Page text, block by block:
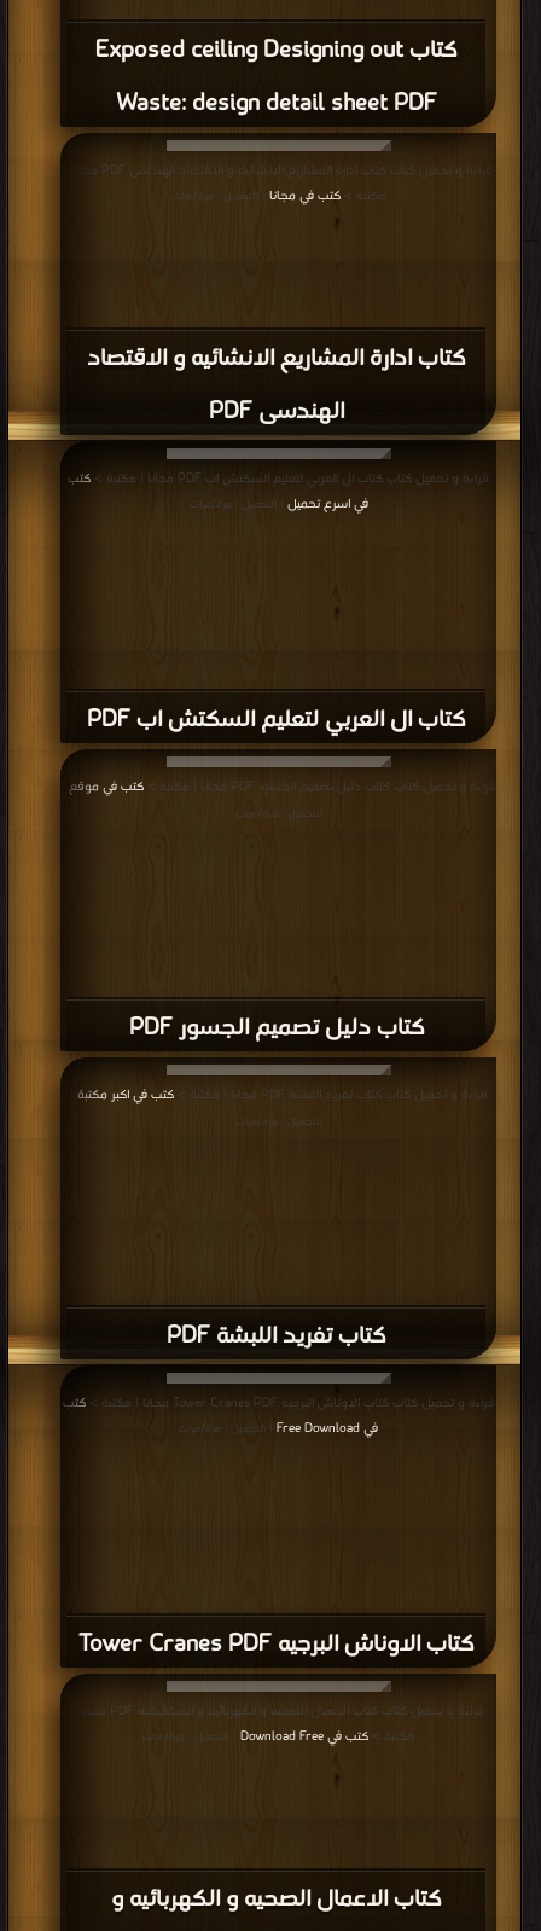
كتاب Exposed ceiling Designing out
Waste: design detail sheet PDF
كتاب ادارة المشاريع الانشائيه و الاقتصاد
الهندسى PDF
قراءة و تحميل كتاب كتاب ادارة المشاريع الانشائيه و الاقتصاد الهندسى PDF مجانا |
مكتبة >كتب في مجانا | التحميل : مرة/مرات
كتاب ال العربي لتعليم السكتش اب PDF
قراءة و تحميل كتاب كتاب ال العربي لتعليم السكتش اب PDF مجانا | مكتبة >
كتب
في اسرع تحميل | التحميل : مرة/مرات
كتاب دليل تصميم الجسور PDF
قراءة و تحميل كتاب كتاب دليل تصميم الجسور PDF مجانا | مكتبة > كتب في موقع
التحميل : مرة/مرات
كتاب تفريد اللبشة PDF
قراءة و تحميل كتاب كتاب تفريد اللبشة PDF مجانا | مكتبة > كتب في اكبر مكتبة
التحميل : مرة/مرات
كتاب الاوناش البرجيه Tower Cranes PDF
قراءة و تحميل كتاب كتاب الاوناش البرجيه Tower Cranes PDF مجانا | مكتبة >
كتب
في Free Download
| التحميل : مرة/مرات
كتاب الاعمال الصحيه و الكهربائيه و
قراءة و تحميل كتاب كتاب الاعمال الصحيه و الكهربائيه و الميكانيكيه PDF مجانا |
مكتبة > كتب في Download Free | التحميل : مرة/مرات